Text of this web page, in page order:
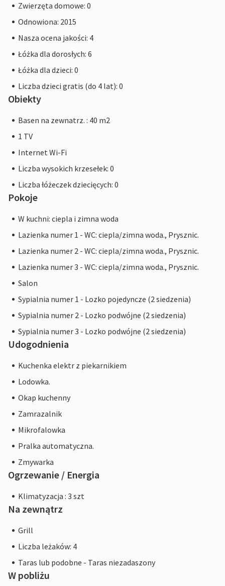
Zwierzęta domowe: 0
Odnowiona: 2015
Nasza ocena jakości: 4
Łóżka dla dorosłych: 6
Łóżka dla dzieci: 0
Liczba dzieci gratis (do 4 lat): 0
Obiekty
Basen na zewnatrz. : 40 m2
1 TV
Internet Wi-Fi
Liczba wysokich krzesełek: 0
Liczba łóżeczek dziecięcych: 0
Pokoje
W kuchni: ciepla i zimna woda
Lazienka numer 1 - WC: ciepla/zimna woda., Prysznic.
Lazienka numer 2 - WC: ciepla/zimna woda., Prysznic.
Lazienka numer 3 - WC: ciepla/zimna woda., Prysznic.
Salon
Sypialnia numer 1 - Lozko pojedyncze (2 siedzenia)
Sypialnia numer 2 - Lozko podwójne (2 siedzenia)
Sypialnia numer 3 - Lozko podwójne (2 siedzenia)
Udogodnienia
Kuchenka elektr z piekarnikiem
Lodowka.
Okap kuchenny
Zamrazalnik
Mikrofalowka
Pralka automatyczna.
Zmywarka
Ogrzewanie / Energia
Klimatyzacja : 3 szt
Na zewnątrz
Grill
Liczba leżaków: 4
Taras lub podobne - Taras niezadaszony
W pobliżu